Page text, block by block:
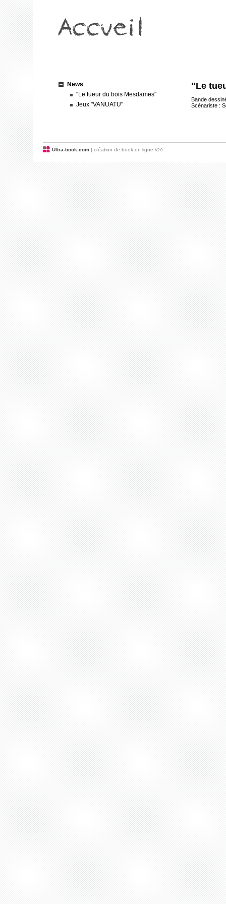
News
"Le tueur du bois Mesdames"
Jeux "VANUATU"
"Le
Bande
Scénariste :
Ultra-book.com | création de book en ligne V2.0